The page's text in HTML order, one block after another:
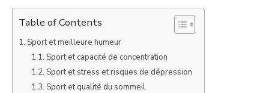
Table of Contents
Sport et meilleure humeur
Sport et capacité de concentration
Sport et stress et risques de dépression
Sport et qualité du sommeil